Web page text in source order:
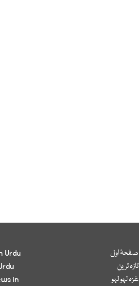
صفحۂ اول
تازہ ترین
غزہ لہو لہو
Urdu
in